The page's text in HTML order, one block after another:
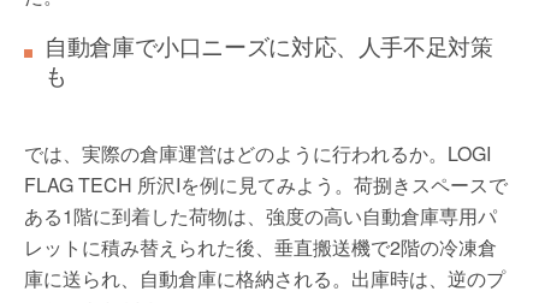
自動倉庫で小口ニーズに対応、人手不足対策
も
では、実際の倉庫運営はどのように行われるか。LOGI
FLAG TECH 所沢Iを例に見てみよう。荷捌きスペースで
ある1階に到着した荷物は、強度の高い自動倉庫専用パ
レットに積み替えられた後、垂直搬送機で2階の冷凍倉
庫に送られ、自動倉庫に格納される。出庫時は、逆のプ